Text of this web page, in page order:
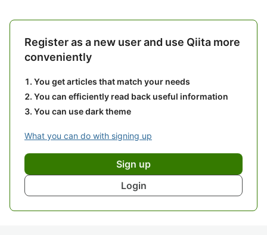
Register as a new user and use Qiita more
conveniently
You get articles that match your needs
You can efficiently read back useful information
You can use dark theme
What you can do with signing up
Sign up
Login